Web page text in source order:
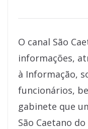
O canal São
informações,
à Informação,
funcionários,
gabinete que
São Caetano